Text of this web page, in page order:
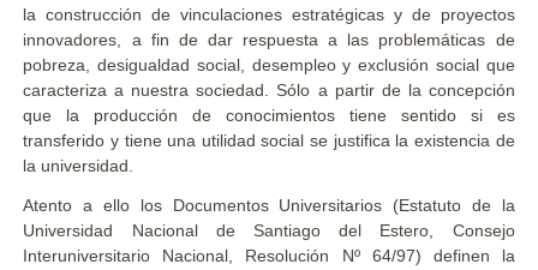
la construcción de vinculaciones estratégicas y de proyectos
innovadores, a fin de dar respuesta a las problemáticas de
pobreza, desigualdad social, desempleo y exclusión social que
caracteriza a nuestra sociedad. Sólo a partir de la concepción
que la producción de conocimientos tiene sentido si es
transferido y tiene una utilidad social se justifica la existencia de
la universidad.
Atento a ello los Documentos Universitarios (Estatuto de la
Universidad Nacional de Santiago del Estero, Consejo
Interuniversitario Nacional, Resolución Nº 64/97) definen la